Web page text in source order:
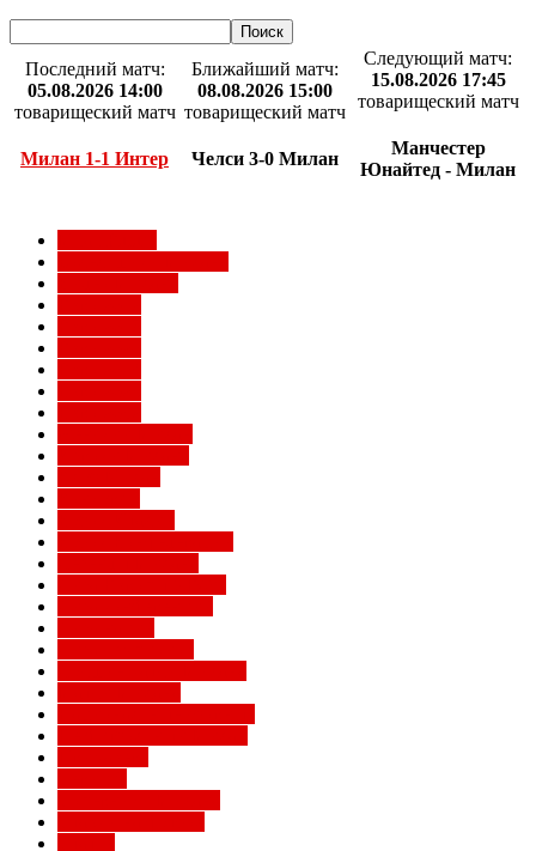
Последний матч:
05.08.2026 14:00
товарищеский матч
Милан 1-1 Интер
Ближайший матч:
08.08.2026 15:00
товарищеский матч
Челси 3-0 Милан
Следующий матч:
15.08.2026 17:45
товарищеский матч
Манчестер
Юнайтед - Милан